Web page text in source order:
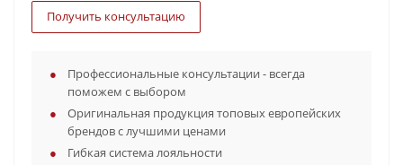
Получить консультацию
Профессиональные консультации - всегда
поможем с выбором
Оригинальная продукция топовых европейских
брендов с лучшими ценами
Гибкая система лояльности